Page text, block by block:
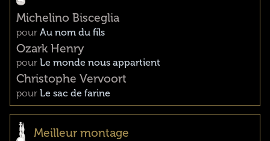
Michelino Bisceglia
pour Au nom du fils
Ozark Henry
pour Le monde nous appartient
Christophe Vervoort
pour Le sac de farine
Meilleur montage